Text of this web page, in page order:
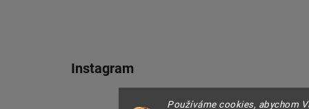
Používáme cookies, abychom
Instagram